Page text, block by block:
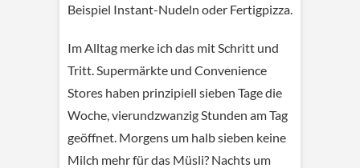
Beispiel Instant-Nudeln oder Fertigpizza.
Im Alltag merke ich das mit Schritt und
Tritt. Supermärkte und Convenience
Stores haben prinzipiell sieben Tage die
Woche, vierundzwanzig Stunden am Tag
geöffnet. Morgens um halb sieben keine
Milch mehr für das Müsli? Nachts um